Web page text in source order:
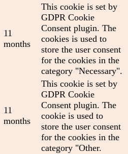
11
months
This cookie is set by
GDPR Cookie
Consent plugin. The
cookies is used to
store the user consent
for the cookies in the
category "Necessary".
11
months
This cookie is set by
GDPR Cookie
Consent plugin. The
cookie is used to
store the user consent
for the cookies in the
category "Other.